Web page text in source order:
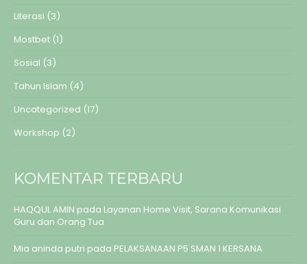
Literasi (3)
Mostbet (1)
Sosial (3)
Tahun Islam (4)
Uncategorized (17)
Workshop (2)
KOMENTAR TERBARU
HAQQUL AMIN pada Layanan Home Visit, Sarana Komunikasi
Guru dan Orang Tua
Mia aninda putri pada PELAKSANAAN P5 SMAN 1 KERSANA